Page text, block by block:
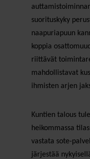
suorituskyky
naapuriapuun
koppia
riittävät
mahdollistavat
ihmisten arjen
Kuntien talous
heikommassa
vastata sote-
järjestää